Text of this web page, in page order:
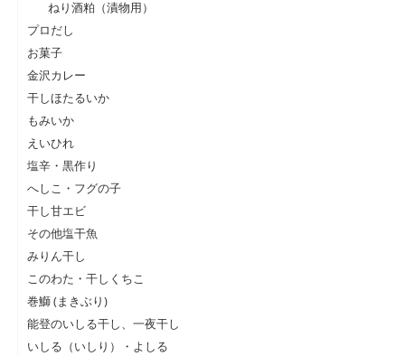
ねり酒粕（漬物用）
プロだし
お菓子
金沢カレー
干しほたるいか
もみいか
えいひれ
塩辛・黒作り
へしこ・フグの子
干し甘エビ
その他塩干魚
みりん干し
このわた・干しくちこ
巻鰤 (まきぶり)
能登のいしる干し、一夜干し
いしる（いしり）・よしる